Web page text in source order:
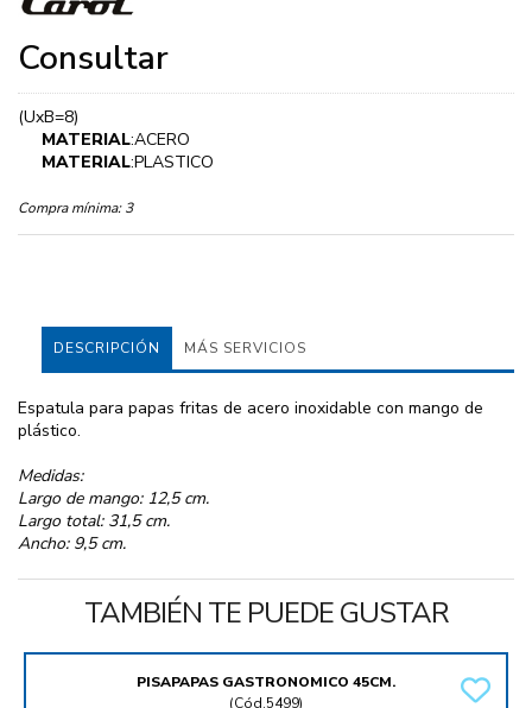
Consultar
(UxB=8)
MATERIAL:ACERO
MATERIAL:PLASTICO
Compra mínima: 3
DESCRIPCIÓN MÁS SERVICIOS
Espatula para papas fritas de acero inoxidable con mango de
plástico.
Medidas:
Largo de mango: 12,5 cm.
Largo total: 31,5 cm.
Ancho: 9,5 cm.
TAMBIÉN TE PUEDE GUSTAR
PISAPAPAS GASTRONOMICO 45CM.
(Cód.5499)